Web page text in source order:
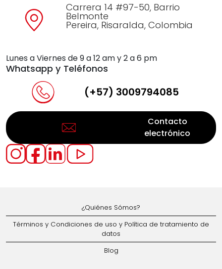
Carrera 14 #97-50, Barrio
Belmonte
Pereira, Risaralda, Colombia
Lunes a Viernes de 9 a 12 am y 2 a 6 pm
Whatsapp y Teléfonos
(+57) 3009794085
Contacto
electrónico
¿Quiénes Sómos?
Términos y Condiciones de uso y Política de tratamiento de
datos
Blog